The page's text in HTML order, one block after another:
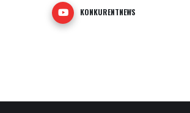
KONKURENTNEWS